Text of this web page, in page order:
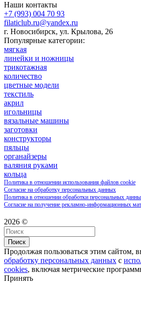
Наши контакты
+7 (993) 004 70 93
filaticlub.ru@yandex.ru
г. Новосибирск, ул. Крылова, 26
Популярные категории:
мягкая
линейки и ножницы
трикотажная
количество
цветные модели
текстиль
акрил
игольницы
вязальные машины
заготовки
конструкторы
пяльцы
органайзеры
валяния руками
кольца
Политика в отношении использования файлов cookie
Согласие на обработку персональных данных
Политика в отношении обработки персональных
Согласие на получение рекламно-информационных
2026 ©
Поиск
Продолжая пользоваться этим сайтом,
обработку персональных данных с
cookies, включая метрические
Принять